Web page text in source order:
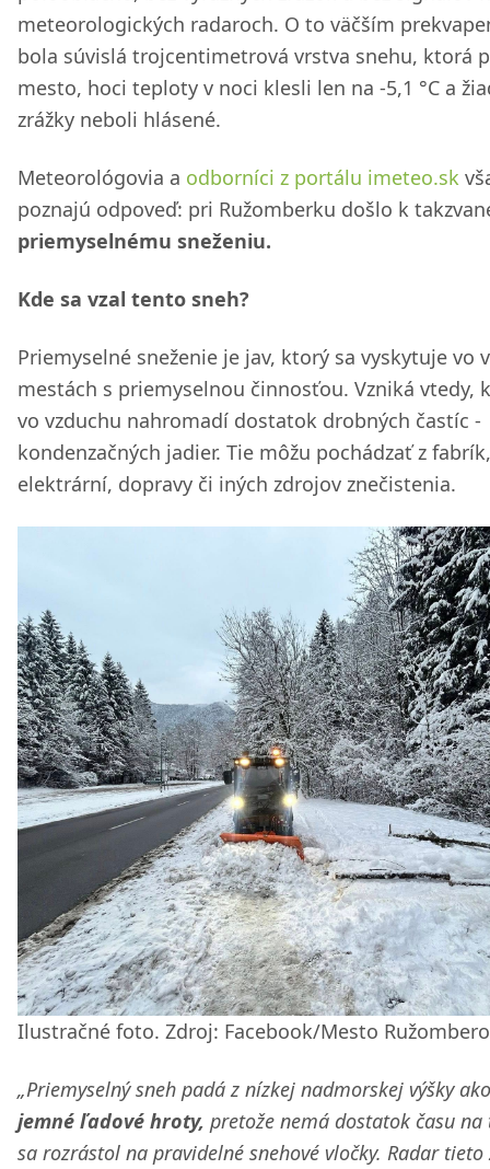
meteorologických radaroch. O to väčším
bola súvislá trojcentimetrová vrstva snehu, ktorá
mesto, hoci teploty v noci klesli len na -5,1 °C a
zrážky neboli hlásené.
Meteorológovia a odborníci z portálu imeteo.sk
poznajú odpoveď: pri Ružomberku došlo k
priemyselnému sneženiu.
Kde sa vzal tento sneh?
Priemyselné sneženie je jav, ktorý sa vyskytuje vo
mestách s priemyselnou činnosťou. Vzniká vtedy,
vo vzduchu nahromadí dostatok drobných častíc -
kondenzačných jadier. Tie môžu pochádzať z fabrík,
elektrární, dopravy či iných zdrojov znečistenia.
Ilustračné foto. Zdroj: Facebook/Mesto
„Priemyselný sneh padá z nízkej nadmorskej výšky ako
jemné ľadové hroty, pretože nemá dostatok času na
sa rozrástol na pravidelné snehové vločky. Radar tieto